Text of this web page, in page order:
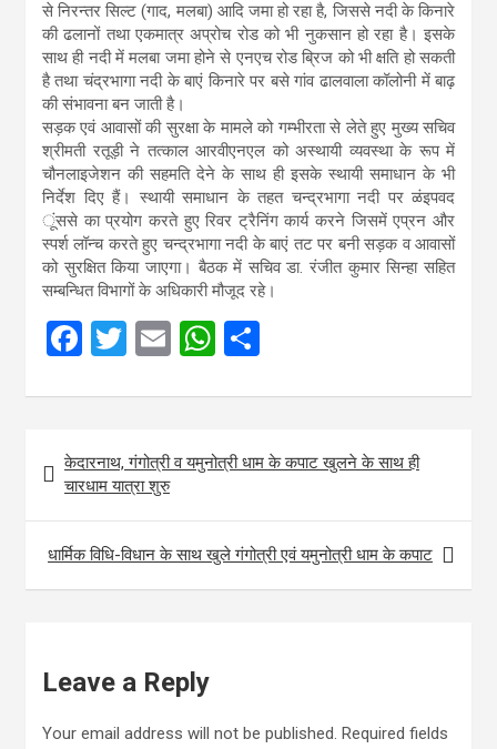
से निरन्तर सिल्ट (गाद, मलबा) आदि जमा हो रहा है, जिससे नदी के किनारे
की ढलानों तथा एकमात्र अप्रोच रोड को भी नुकसान हो रहा है। इसके
साथ ही नदी में मलबा जमा होने से एनएच रोड ब्रिज को भी क्षति हो सकती
है तथा चंद्रभागा नदी के बाएं किनारे पर बसे गांव ढालवाला कॉलोनी में बाढ़
की संभावना बन जाती है।
सड़क एवं आवासों की सुरक्षा के मामले को गम्भीरता से लेते हुए मुख्य सचिव
श्रीमती रतूड़ी ने तत्काल आरवीएनएल को अस्थायी व्यवस्था के रूप में
चौनलाइजेशन की सहमति देने के साथ ही इसके स्थायी समाधान के भी
निर्देश दिए हैं। स्थायी समाधान के तहत चन्द्रभागा नदी पर ळंइपवद
ूंससे का प्रयोग करते हुए रिवर ट्रैनिंग कार्य करने जिसमें एप्रन और
स्पर्श लॉन्च करते हुए चन्द्रभागा नदी के बाएं तट पर बनी सड़क व आवासों
को सुरक्षित किया जाएगा। बैठक में सचिव डा. रंजीत कुमार सिन्हा सहित
सम्बन्धित विभागों के अधिकारी मौजूद रहे।
F
ce
o
o
k
T
tt
er
E
ail
W
at
s
A
p
p
ar
e
Post
navigation
केदारनाथ, गंगोत्री व यमुनोत्री धाम के कपाट खुलने के साथ ही
चारधाम यात्रा शुरु
धार्मिक विधि-विधान के साथ खुले गंगोत्री एवं यमुनोत्री धाम के कपाट
Leave a Reply
Your email address will not be published. Required fields